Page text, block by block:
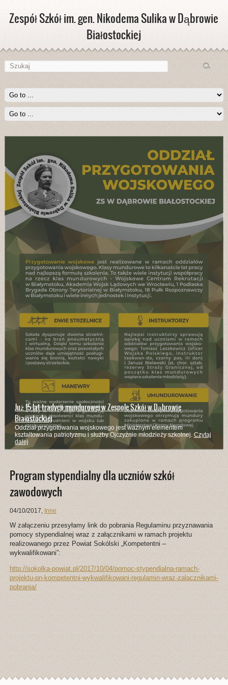
Zespół Szkół im. gen. Nikodema Sulika w Dąbrowie
Białostockiej
Już 15 lat tradycji mundurowej w Zespole Szkół w Dąbrowie
Białostockiej
Oddział przygotowania wojskowego jest ważnym elementem
kształtowania patriotyzmu i służby Ojczyźnie młodzieży szkolnej. Czytaj
dalej
Program stypendialny dla uczniów szkół
zawodowych
04/10/2017, Inne
W załączeniu przesyłamy link do pobrania Regulaminu przyznawania
pomocy stypendialnej wraz z załącznikami w ramach projektu
realizowanego przez Powiat Sokólski „Kompetentni –
wykwalifikowani”:
http://sokolka-powiat.pl/2017/10/04/pomoc-stypendialna-ramach-
projektu-pn-kompetentni-wykwalifikowani-regulamin-wraz-zalacznikami-
pobrania/